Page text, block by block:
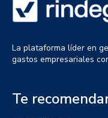
La plataforma líder en
gastos empresariales
Te